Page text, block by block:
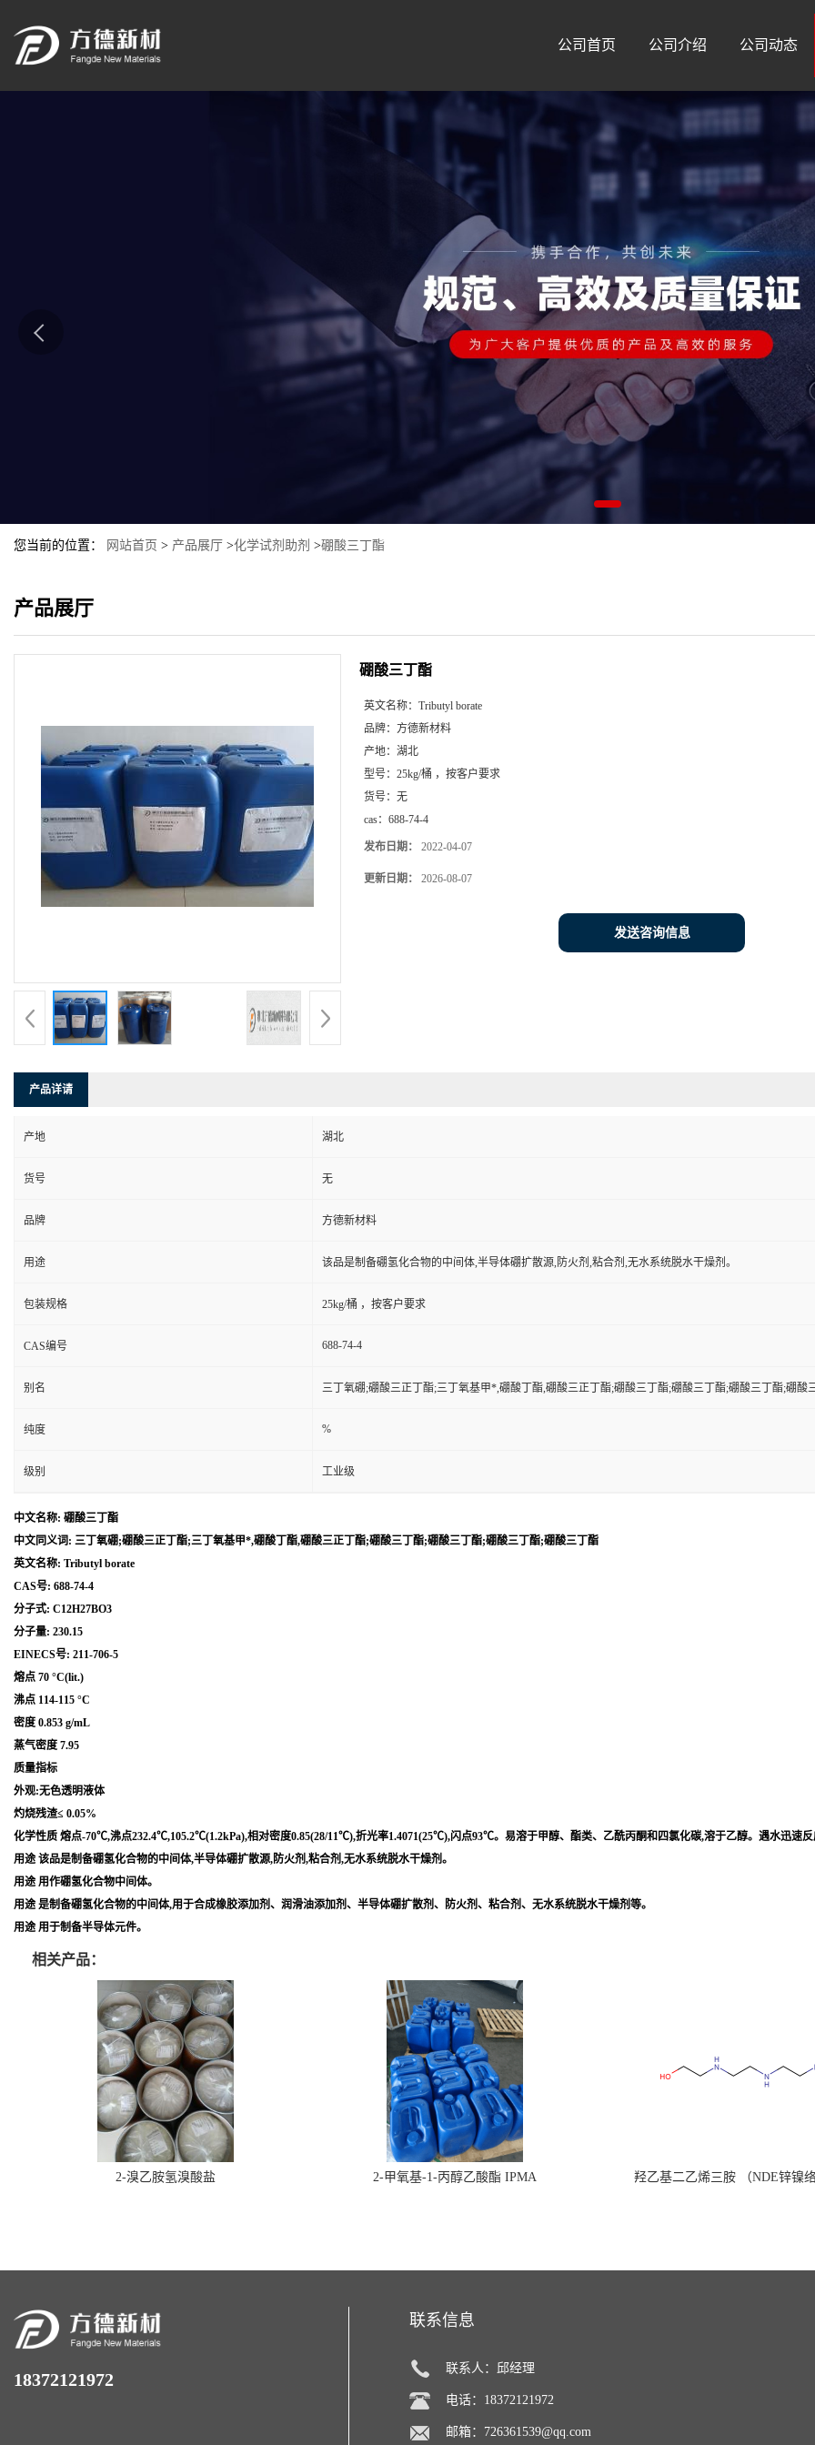
公司首页 公司介绍 公司动态
您当前的位置： 网站首页 > 产品展厅 >化学试剂助剂 >硼酸三丁酯
产品展厅
硼酸三丁酯
英文名称： Tributyl borate
品牌： 方德新材料
产地： 湖北
型号： 25kg/桶 ，按客户要求
货号： 无
cas： 688-74-4
发布日期： 2022-04-07
更新日期： 2026-08-07
发送咨询信息
产品详请
产地 湖北
货号 无
品牌 方德新材料
用途 该品是制备硼氢化合物的中间体,半导体硼扩散源,防火剂,粘合剂,无水系统脱水干燥剂。
包装规格 25kg/桶 ，按客户要求
CAS编号 688-74-4
别名 三丁氧硼;硼酸三正丁酯;三丁氧基甲*,硼酸丁酯,硼酸三正丁酯;硼酸三丁酯;硼酸三丁酯;硼酸三丁酯;硼酸
纯度 %
级别 工业级
中文名称: 硼酸三丁酯
中文同义词: 三丁氧硼;硼酸三正丁酯;三丁氧基甲*,硼酸丁酯,硼酸三正丁酯;硼酸三丁酯;硼酸三丁酯;硼酸三丁酯;硼酸三丁酯
英文名称: Tributyl borate
CAS号: 688-74-4
分子式: C12H27BO3
分子量: 230.15
EINECS号: 211-706-5
熔点 70 °C(lit.)
沸点 114-115 °C
密度 0.853 g/mL
蒸气密度 7.95
质量指标
外观:无色透明液体
灼烧残渣≤ 0.05%
化学性质 熔点-70℃,沸点232.4℃,105.2℃(1.2kPa),相对密度0.85(28/11℃),折光率1.4071(25℃),闪点93℃。易溶于甲醇、酯类、乙酰丙酮和四氯化碳,溶于乙醇。遇水迅速
用途 该品是制备硼氢化合物的中间体,半导体硼扩散源,防火剂,粘合剂,无水系统脱水干燥剂。
用途 用作硼氢化合物中间体。
用途 是制备硼氢化合物的中间体,用于合成橡胶添加剂、润滑油添加剂、半导体硼扩散剂、防火剂、粘合剂、无水系统脱水干燥剂等。
用途 用于制备半导体元件。
相关产品：
2-溴乙胺氢溴酸盐 2-甲氧基-1-丙醇乙酸酯 IPMA 羟乙基二乙烯三胺 （NDE锌镍
18372121972
联系信息
联系人：邱经理
电话：18372121972
邮箱： 726361539@qq.com